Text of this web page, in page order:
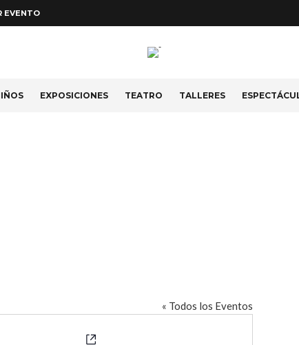
EVENTO
EXPOSICIONES TEATRO TALLERES
« Todos los Eventos